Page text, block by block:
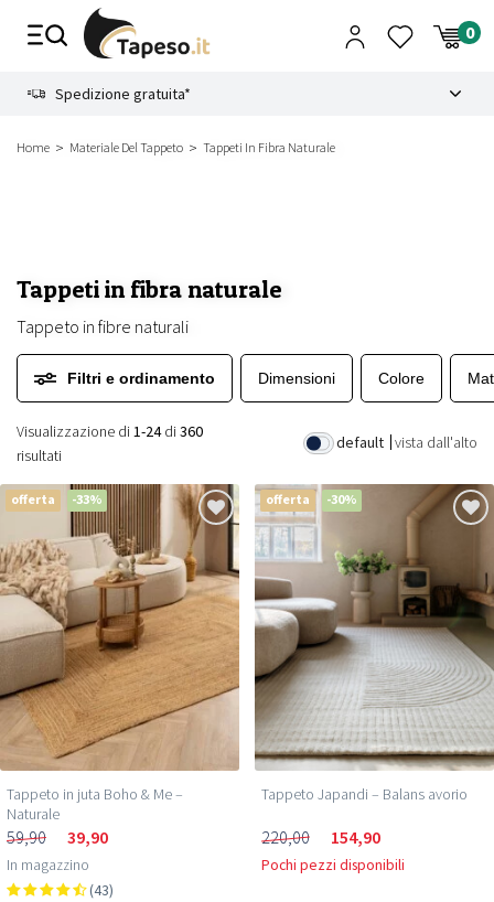
Spedizione gratuita*
Home Materiale Del Tappeto Tappeti In Fibra Naturale
Tappeti in fibra naturale
Tappeto in fibre naturali
Filtri e ordinamento Dimensioni Colore
default vista dall'alto
Visualizzazione di 1-24di 360
risultati
offerta -33%
Tappeto in juta Boho & Me –
Naturale
59,90 39,90
In magazzino
(43)
offerta -30%
Tappeto Japandi – Balans avorio
220,00 154,90
Pochi pezzi disponibili